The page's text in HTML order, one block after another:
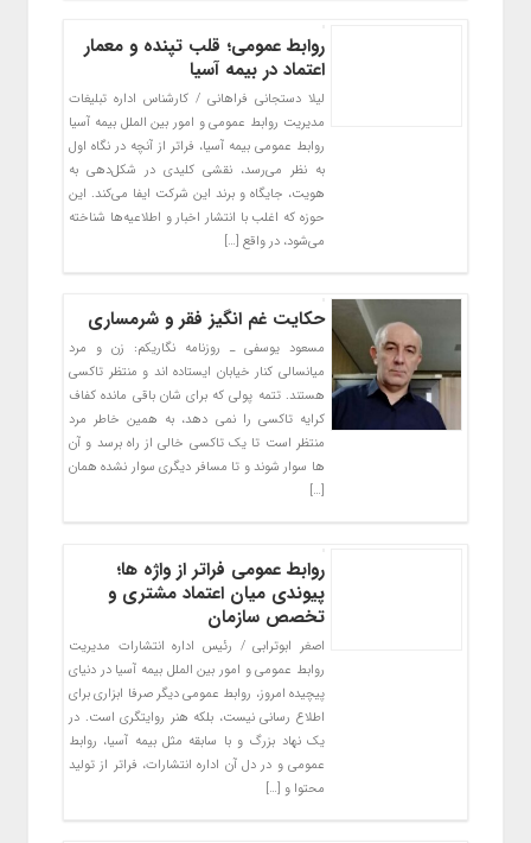
روابط عمومی؛ قلب تپنده و معمار
اعتماد در بیمه آسیا
لیلا دستجانی فراهانی / کارشناس اداره تبلیغات
مدیریت روابط عمومی و امور بین الملل بیمه آسیا
روابط عمومی بیمه آسیا، فراتر از آنچه در نگاه اول
به نظر می‌رسد، نقشی کلیدی در شکل‌دهی به
هویت، جایگاه و برند این شرکت ایفا می‌کند. این
حوزه که اغلب با انتشار اخبار و اطلاعیه‌ها شناخته
می‌شود، در واقع […]
حکایت غم انگیز فقر و شرمساری
مسعود یوسفی ـ روزنامه نگاریکم: زن و مرد
میانسالی کنار خیابان ایستاده اند و منتظر تاکسی
هستند. تتمه پولی که برای شان باقی مانده کفاف
کرایه تاکسی را نمی دهد، به همین خاطر مرد
منتظر است تا یک تاکسی خالی از راه برسد و آن
ها سوار شوند و تا مسافر دیگری سوار نشده همان
[…]
روابط عمومی فراتر از واژه ‌ها؛
پیوندی میان اعتماد مشتری و
تخصص سازمان
اصغر ابوترابی / رئیس اداره انتشارات مدیریت
روابط عمومی و امور بین الملل بیمه آسیا در دنیای
پیچیده امروز، روابط عمومی دیگر صرفا ابزاری برای
اطلاع‌ رسانی نیست، بلکه هنر روایتگری است. در
یک نهاد بزرگ و با سابقه مثل بیمه آسیا، روابط
عمومی و در دل آن اداره انتشارات، فراتر از تولید
محتوا و […]